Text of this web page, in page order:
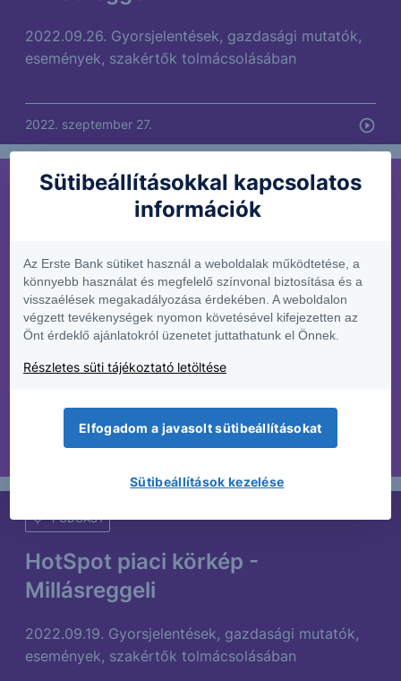
2022.09.26. Gyorsjelentések, gazdasági mutatók,
események, szakértők tolmácsolásában
2022. szeptember 27.
uniós pénzek ügyében
PODCAST
Már hosszú ideje tartanak a tárgyalások a magyar
kormány és az Európai Bizottság között az uniós
helyreállítási alap, illetve a kohéziós források
kérdésében. A bizottság a hétvégén bejelentette,
HotSpot piaci körkép -
Millásreggeli
PODCAST
2022.09.19. Gyorsjelentések, gazdasági mutatók,
események, szakértők tolmácsolásában
Sütibeállításokkal kapcsolatos
információk
Az Erste Bank sütiket használ a weboldalak működtetése, a
könnyebb használat és megfelelő színvonal biztosítása és a
visszaélések megakadályozása érdekében. A weboldalon
végzett tevékenységek nyomon követésével kifejezetten az
Önt érdeklő ajánlatokról üzenetet juttathatunk el Önnek.
Részletes süti tájékoztató letöltése
Elfogadom a javasolt sütibeállításokat
Sütibeállítások kezelése